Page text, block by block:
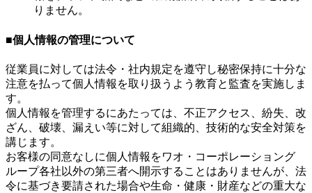
りません。
■個人情報の管理について
従業員に対しては法令・社内規定を遵守し秘密保持に十分な
注意を払って個人情報を取り扱うよう教育と監査を実施しま
す。
個人情報を管理するにあたっては、不正アクセス、紛失、改
ざん、破壊、漏えい等に対して組織的、技術的な安全対策を
講じます。
お客様の同意なしに個人情報をワオ・コーポレーショング
ループ各社以外の第三者へ開示することはありませんが、法
令に基づき要請された場合や生命・健康・財産などの重大な